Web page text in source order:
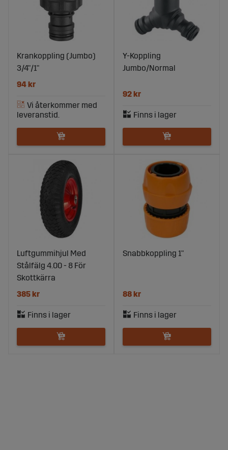
Krankoppling (Jumbo)
3/4"/1"
94 kr
Y-Koppling
Jumbo/Normal
92 kr
Luftgummihjul Med
Stålfälg 4.00 - 8 För
Skottkärra
385 kr
Snabbkoppling 1"
88 kr